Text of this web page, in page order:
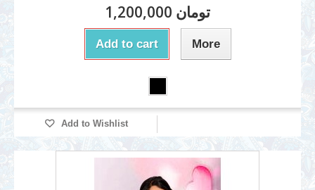
1,200,000 تومان
Add to cart More
Add to Wishlist